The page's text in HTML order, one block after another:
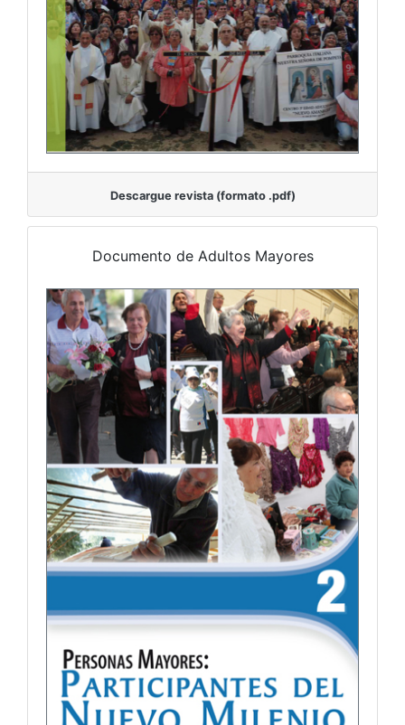
Descargue revista (formato .pdf)
Documento de Adultos Mayores